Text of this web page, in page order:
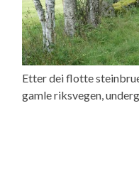
Etter dei flotte
gamle riksvegen,